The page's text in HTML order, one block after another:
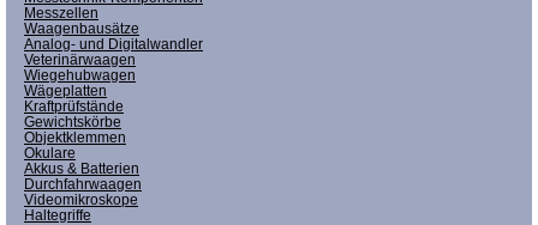
Messzellen
Waagenbausätze
Analog- und Digitalwandler
Veterinärwaagen
Wiegehubwagen
Wägeplatten
Kraftprüfstände
Gewichtskörbe
Objektklemmen
Okulare
Akkus & Batterien
Durchfahrwaagen
Videomikroskope
Haltegriffe